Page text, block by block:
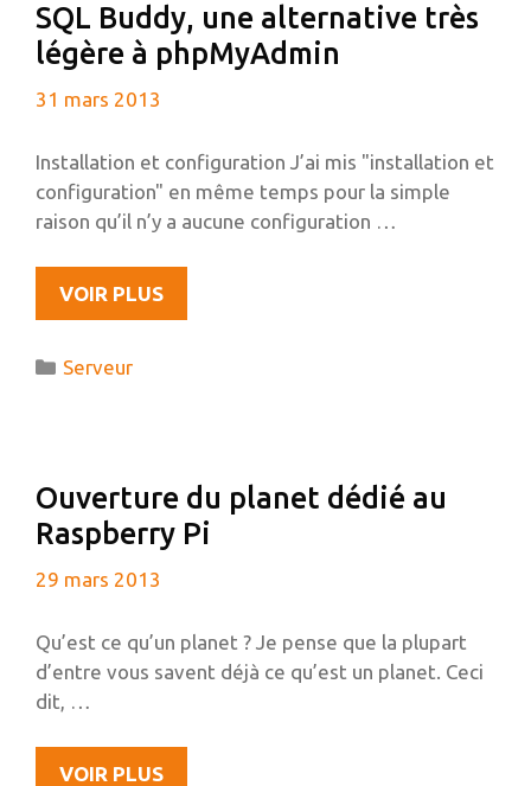
SQL Buddy, une alternative très
légère à phpMyAdmin
31 mars 2013
Installation et configuration J’ai mis "installation et
configuration" en même temps pour la simple
raison qu’il n’y a aucune configuration …
VOIR PLUSSQL
BUDDY,
PHPMYADMIN
Catégories
Serveur
Ouverture du planet dédié au
Raspberry Pi
29 mars 2013
Qu’est ce qu’un planet ? Je pense que la plupart
d’entre vous savent déjà ce qu’est un planet. Ceci
dit, …
VOIR PLUSOUVERTURE